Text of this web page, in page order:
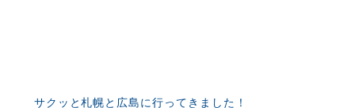
サクッと札幌と広島に行ってきました！